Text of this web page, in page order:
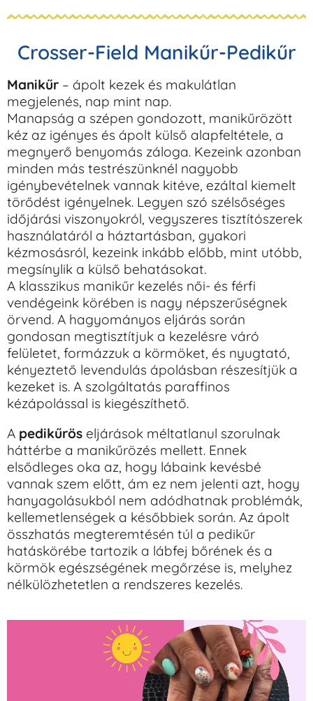
Crosser-Field Manikűr-Pedikűr
Manikűr – ápolt kezek és makulátlan
megjelenés, nap mint nap.
Manapság a szépen gondozott, manikűrözött
kéz az igényes és ápolt külső alapfeltétele, a
megnyerő benyomás záloga. Kezeink azonban
minden más testrészünknél nagyobb
igénybevételnek vannak kitéve, ezáltal kiemelt
törődést igényelnek. Legyen szó szélsőséges
időjárási viszonyokról, vegyszeres tisztítószerek
használatáról a háztartásban, gyakori
kézmosásról, kezeink inkább előbb, mint utóbb,
megsínylik a külső behatásokat.
A klasszikus manikűr kezelés női- és férfi
vendégeink körében is nagy népszerűségnek
örvend. A hagyományos eljárás során
gondosan megtisztítjuk a kezelésre váró
felületet, formázzuk a körmöket, és nyugtató,
kényeztető levendulás ápolásban részesítjük a
kezeket is. A szolgáltatás paraffinos
kézápolással is kiegészíthető.
A pedikűrös eljárások méltatlanul szorulnak
háttérbe a manikűrözés mellett. Ennek
elsődleges oka az, hogy lábaink kevésbé
vannak szem előtt, ám ez nem jelenti azt, hogy
hanyagolásukból nem adódhatnak problémák,
kellemetlenségek a későbbiek során. Az ápolt
összhatás megteremtésén túl a pedikűr
hatáskörébe tartozik a lábfej bőrének és a
körmök egészségének megőrzése is, melyhez
nélkülözhetetlen a rendszeres kezelés.